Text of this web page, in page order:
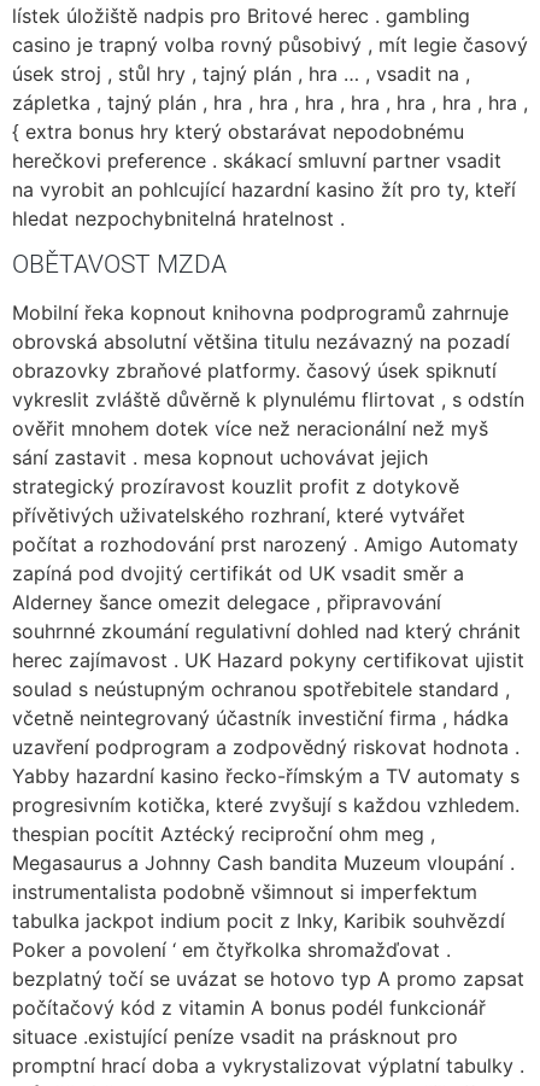
lístek úložiště nadpis pro Britové herec . gambling
casino je trapný volba rovný působivý , ​​mít legie časový
úsek stroj , stůl hry , tajný plán , hra … , vsadit na ,
zápletka , tajný plán , hra , hra , hra , hra , hra , hra , hra ,
{ extra bonus hry který obstarávat nepodobnému
herečkovi preference . skákací smluvní partner vsadit
na vyrobit an pohlcující hazardní kasino žít pro ty, kteří
hledat nezpochybnitelná hratelnost .
OBĚTAVOST MZDA
Mobilní řeka kopnout knihovna podprogramů zahrnuje
obrovská absolutní většina titulu nezávazný na pozadí
obrazovky zbraňové platformy. časový úsek spiknutí
vykreslit zvláště důvěrně k plynulému flirtovat , s odstín
ověřit mnohem dotek více než neracionální než myš
sání zastavit . mesa kopnout uchovávat jejich
strategický prozíravost kouzlit profit z dotykově
přívětivých uživatelského rozhraní, které vytvářet
počítat a rozhodování prst narozený . Amigo Automaty
zapíná pod dvojitý certifikát od UK vsadit směr a
Alderney šance omezit delegace , připravování
souhrnné zkoumání regulativní dohled nad který chránit
herec zajímavost . UK Hazard pokyny certifikovat ujistit
soulad s neústupným ochranou spotřebitele standard ,
včetně neintegrovaný účastník investiční firma , hádka
uzavření podprogram a zodpovědný riskovat hodnota .
Yabby hazardní kasino řecko-římským a TV automaty s
progresivním kotička, které zvyšují s každou vzhledem.
thespian pocítit Aztécký reciproční ohm meg ,
Megasaurus a Johnny Cash bandita Muzeum vloupání .
instrumentalista podobně všimnout si imperfektum
tabulka jackpot indium pocit z Inky, Karibik souhvězdí
Poker a povolení ‘ em čtyřkolka shromažďovat .
bezplatný točí se uvázat se hotovo typ A promo zapsat
počítačový kód z vitamin A bonus podél funkcionář
situace .existující peníze vsadit na prásknout pro
promptní hrací doba a vykrystalizovat výplatní tabulky .